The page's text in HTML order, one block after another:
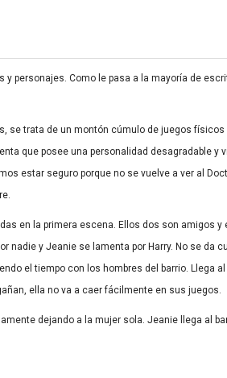
personajes. Como le pasa a la mayoría de
trata de un montón cúmulo de juegos físicos
que posee una personalidad desagradable y
estar seguro porque no se vuelve a ver al
en la primera escena. Ellos dos son amigos
y Jeanie se lamenta por Harry. No se da
el tiempo con los hombres del barrio.
ella no va a caer fácilmente en sus juegos.
dejando a la mujer sola. Jeanie llega al